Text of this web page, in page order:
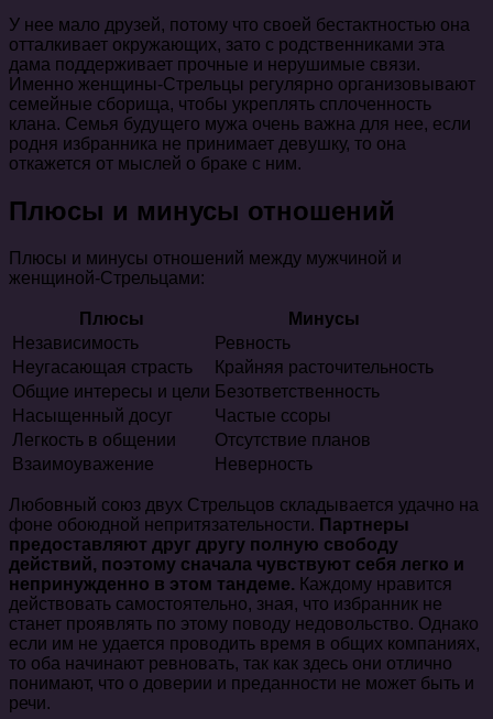
У нее мало друзей, потому что своей бестактностью она
отталкивает окружающих, зато с родственниками эта
дама поддерживает прочные и нерушимые связи.
Именно женщины-Стрельцы регулярно организовывают
семейные сборища, чтобы укреплять сплоченность
клана. Семья будущего мужа очень важна для нее, если
родня избранника не принимает девушку, то она
откажется от мыслей о браке с ним.
Плюсы и минусы отношений
Плюсы и минусы отношений между мужчиной и
женщиной-Стрельцами:
Плюсы
Минусы
Независимость
Ревность
Неугасающая страсть
Крайняя расточительность
Общие интересы и цели Безответственность
Насыщенный досуг
Частые ссоры
Легкость в общении
Отсутствие планов
Взаимоуважение
Неверность
Любовный союз двух Стрельцов складывается удачно на
фоне обоюдной непритязательности. Партнеры
предоставляют друг другу полную свободу
действий, поэтому сначала чувствуют себя легко и
непринужденно в этом тандеме. Каждому нравится
действовать самостоятельно, зная, что избранник не
станет проявлять по этому поводу недовольство. Однако
если им не удается проводить время в общих компаниях,
то оба начинают ревновать, так как здесь они отлично
понимают, что о доверии и преданности не может быть и
речи.